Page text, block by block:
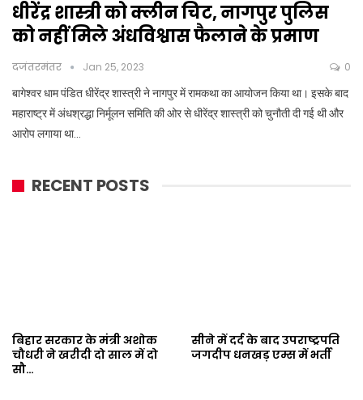
धीरेंद्र शास्त्री को क्लीन चिट, नागपुर पुलिस
को नहीं मिले अंधविश्वास फैलाने के प्रमाण
दजंतरमंतर Jan 25, 2023 0
बागेश्वर धाम पंडित धीरेंद्र शास्त्री ने नागपुर में रामकथा का आयोजन किया था। इसके बाद
महाराष्ट्र में अंधश्रद्धा निर्मूलन समिति की ओर से धीरेंद्र शास्त्री को चुनौती दी गई थी और
आरोप लगाया था…
RECENT POSTS
बिहार सरकार के मंत्री अशोक
चौधरी ने खरीदी दो साल में दो
सौ…
सीने में दर्द के बाद उपराष्ट्रपति
जगदीप धनखड़ एम्स में भर्ती